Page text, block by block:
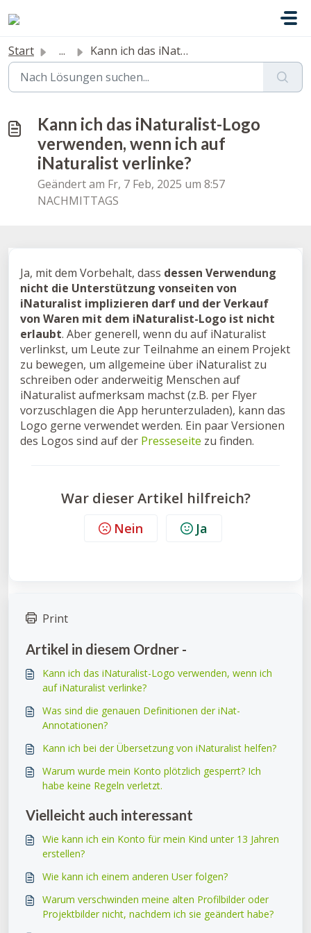
Start ... Kann ich das iNaturalist-Logo verwenden, wenn ich auf iNa...
Kann ich das iNaturalist-Logo
verwenden, wenn ich auf
iNaturalist verlinke?
Geändert am Fr, 7 Feb, 2025 um 8:57
NACHMITTAGS
Ja, mit dem Vorbehalt, dass dessen Verwendung
nicht die Unterstützung vonseiten von
iNaturalist implizieren darf und der Verkauf
von Waren mit dem iNaturalist-Logo ist nicht
erlaubt. Aber generell, wenn du auf iNaturalist
verlinkst, um Leute zur Teilnahme an einem Projekt
zu bewegen, um allgemeine über iNaturalist zu
schreiben oder anderweitig Menschen auf
iNaturalist aufmerksam machst (z.B. per Flyer
vorzuschlagen die App herunterzuladen), kann das
Logo gerne verwendet werden. Ein paar Versionen
des Logos sind auf der Presseseite zu finden.
War dieser Artikel hilfreich?
Nein Ja
Print
Artikel in diesem Ordner -
Kann ich das iNaturalist-Logo verwenden, wenn ich
auf iNaturalist verlinke?
Was sind die genauen Definitionen der iNat-
Annotationen?
Kann ich bei der Übersetzung von iNaturalist helfen?
Warum wurde mein Konto plötzlich gesperrt? Ich
habe keine Regeln verletzt.
Vielleicht auch interessant
Wie kann ich ein Konto für mein Kind unter 13 Jahren
erstellen?
Wie kann ich einem anderen User folgen?
Warum verschwinden meine alten Profilbilder oder
Projektbilder nicht, nachdem ich sie geändert habe?